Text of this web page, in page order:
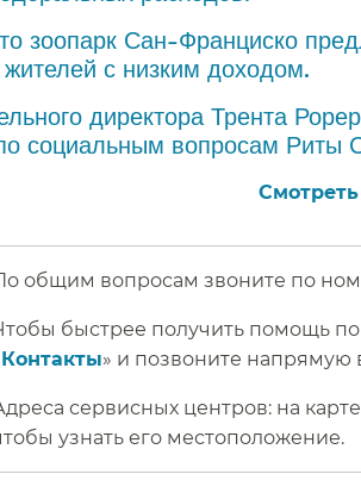
зоопарк Сан-Франциско
с низким доходом.​​
директора Трента
социальным вопросам Риты
общим вопросам звоните по
быстрее получить помощь
Контакты» и позвоните напрямую
сервисных центров: на
узнать его местоположение.​​